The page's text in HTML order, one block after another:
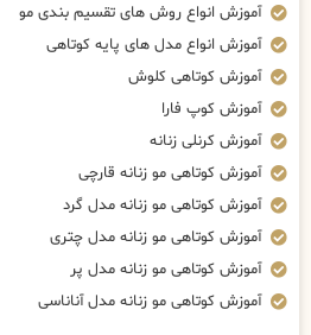
آموزش انواع روش های تقسیم بندی مو
آموزش انواع مدل های پایه کوتاهی
آموزش کوتاهی کلوش
آموزش کوپ فارا
آموزش کرنلی زنانه
آموزش کوتاهی مو زنانه قارچی
آموزش کوتاهی مو زنانه مدل گرد
آموزش کوتاهی مو زنانه مدل چتری
آموزش کوتاهی مو زنانه مدل پر
آموزش کوتاهی مو زنانه مدل آناناسی